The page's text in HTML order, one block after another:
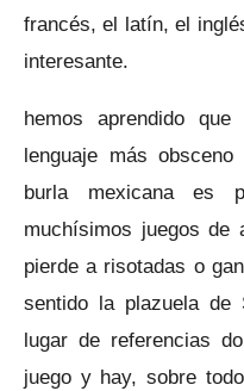
francés, el latín, el
interesante.
hemos aprendido
lenguaje más
burla mexicana es
muchísimos juegos de
pierde a risotadas o
sentido la plazuela
lugar de referencias
juego y hay, sobre